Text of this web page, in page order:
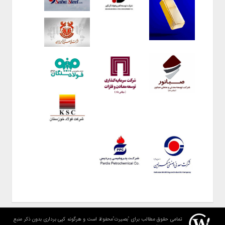
تمامی حقوق مطالب برای "بصیرت"محفوظ است و هرگونه کپی برداری بدون ذکر منبع